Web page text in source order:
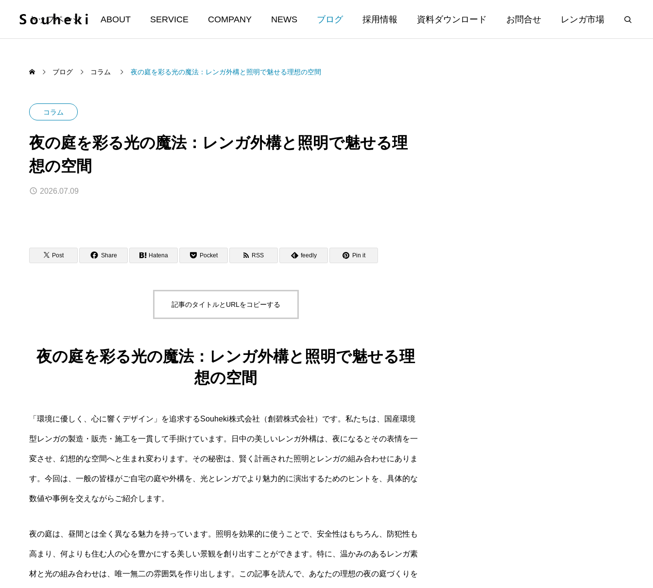
トップページ ABOUT SERVICE COMPANY NEWS ブログ 採用情報 資料ダウンロード お問合せ レンガ市場
ブログ コラム 夜の庭を彩る光の魔法：レンガ外構と照明で魅せる理想の空間
コラム
夜の庭を彩る光の魔法：レンガ外構と照明で魅せる理
想の空間
2026.07.09
Post Share Hatena Pocket RSS feedly Pin it
記事のタイトルとURLをコピーする
夜の庭を彩る光の魔法：レンガ外構と照明で魅せる理
想の空間
「環境に優しく、心に響くデザイン」を追求するSouheki株式会社（創碧株式会社）です。私たちは、国産環境
型レンガの製造・販売・施工を一貫して手掛けています。日中の美しいレンガ外構は、夜になるとその表情を一
変させ、幻想的な空間へと生まれ変わります。その秘密は、賢く計画された照明とレンガの組み合わせにありま
す。今回は、一般の皆様がご自宅の庭や外構を、光とレンガでより魅力的に演出するためのヒントを、具体的な
数値や事例を交えながらご紹介します。
夜の庭は、昼間とは全く異なる魅力を持っています。照明を効果的に使うことで、安全性はもちろん、防犯性も
高まり、何よりも住む人の心を豊かにする美しい景観を創り出すことができます。特に、温かみのあるレンガ素
材と光の組み合わせは、唯一無二の雰囲気を作り出します。この記事を読んで、あなたの理想の夜の庭づくりを